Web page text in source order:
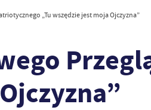
„Tu wszędzie jest moja Ojczyzna”